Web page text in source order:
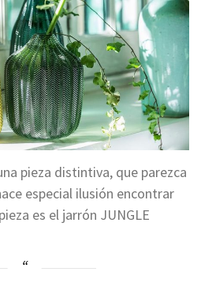
pieza distintiva, que parezca
especial ilusión encontrar
es el jarrón JUNGLE